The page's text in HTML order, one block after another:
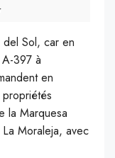
del Sol, car en
397 à
en
la Marquesa
Moraleja, avec